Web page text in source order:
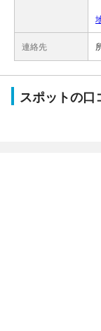
連絡先
スポットの口